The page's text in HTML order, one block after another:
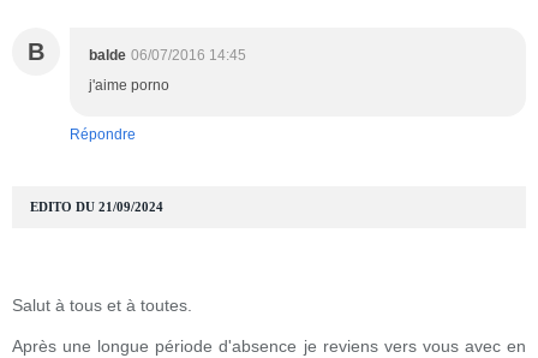
B balde 06/07/2016 14:45
j'aime porno
Répondre
EDITO DU 21/09/2024
Salut à tous et à toutes.
Après une longue période d'absence je reviens vers vous avec en